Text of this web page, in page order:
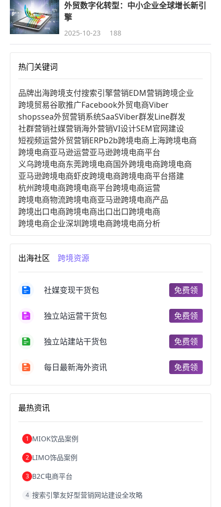
外贸数字化转型：中小企业全球增长新引
擎
2025-10-23 188
热门关键词
品牌出海跨境支付搜索引擎营销EDM营销跨境企业
跨境贸易谷歌推广Facebook外贸电商Viber
shopssea外贸营销系统SaaSViber群发Line群发
社群营销社媒营销海外营销VI设计SEM官网建设
短视频运营外贸营销ERPb2b跨境电商上海跨境电商
跨境电商亚马逊运营亚马逊跨境电商平台
义乌跨境电商东莞跨境电商国外跨境电商跨境电商
亚马逊跨境电商虾皮跨境电商跨境电商平台搭建
杭州跨境电商跨境电商平台跨境电商运营
跨境电商物流跨境电商亚马逊跨境电商产品
跨境出口电商跨境电商出口出口跨境电商
跨境电商企业深圳跨境电商跨境电商分析
进口跨境电商跨境电商服务广州跨境电商
跨境电商市场跨境电商创业跨境电商注册
跨境电商开店跨境电商营销
跨境电商商品个人跨境电商跨境电商案例
郑州跨境电商跨境电商趋势
跨境电商费用美国跨境电商
天津跨境电商东南亚跨境电商
跨境电商b2b阿里巴巴跨境电商
跨境电商关税
跨境电商建站
浙江跨境电商宁波跨境电商跨境电商的模式
跨境电商优势跨境电商的优势
出海社区 跨境资源
社媒变现干货包 免费领
独立站运营干货包 免费领
独立站建站干货包 免费领
每日最新海外资讯 免费领
最热资讯
1 MIOK饮品案例
2 LIMO饰品案例
3 B2C电商平台
4 搜索引擎友好型营销网站建设全攻略